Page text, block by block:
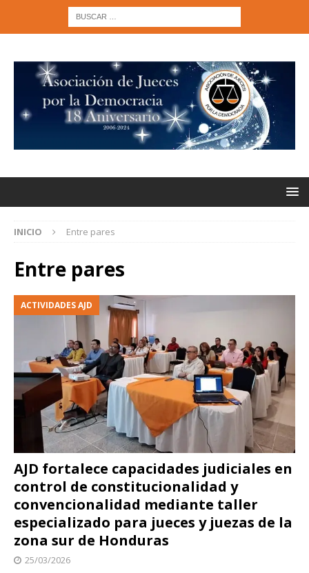
INICIO Entre pares
Entre pares
ACTIVIDADES AJD
AJD fortalece capacidades judiciales en
control de constitucionalidad y
convencionalidad mediante taller
especializado para jueces y juezas de la
zona sur de Honduras
25/03/2026